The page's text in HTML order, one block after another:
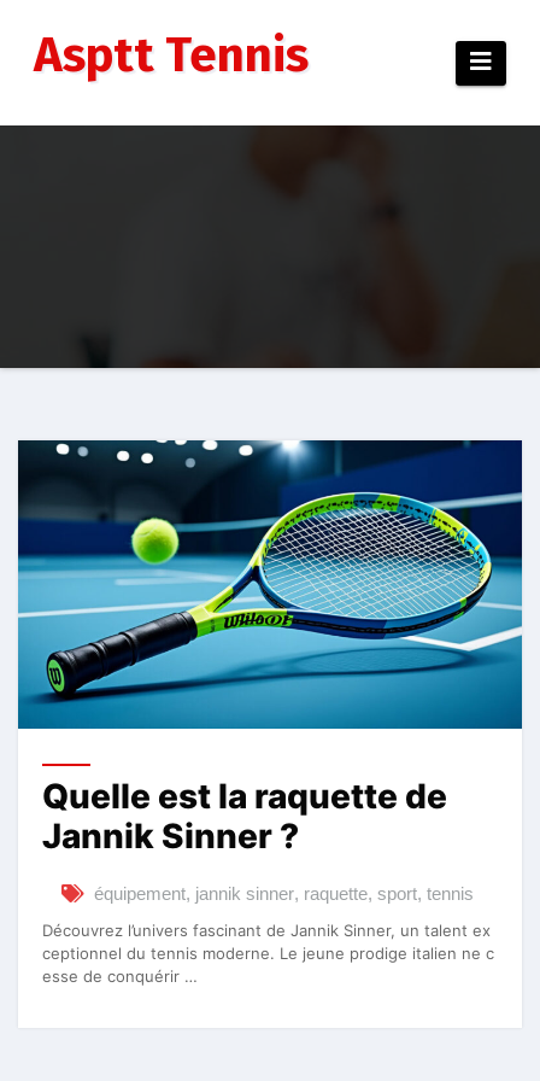
contenuAsptt Tennis
Quelle est la raquette de
Jannik Sinner ?
équipement, jannik sinner, raquette, sport, tennis
Découvrez l’univers fascinant de Jannik Sinner, un talent ex
ceptionnel du tennis moderne. Le jeune prodige italien ne c
esse de conquérir …